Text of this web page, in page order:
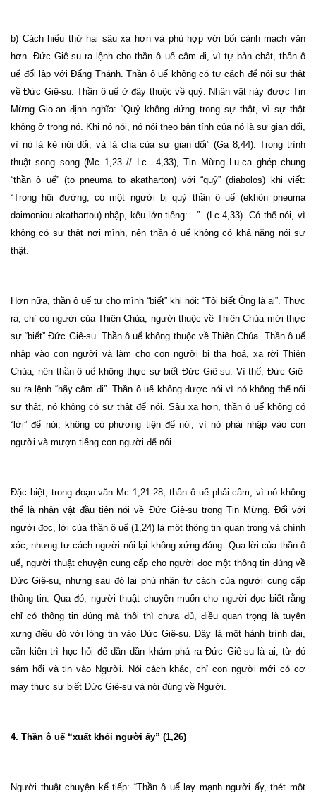
b) Cách hiểu thứ hai sâu xa hơn và phù hợp với bối cảnh mạch văn
hơn. Đức Giê-su ra lệnh cho thần ô uế câm đi, vì tự bản chất, thần ô
uế đối lập với Đấng Thánh. Thần ô uế không có tư cách để nói sự thật
về Đức Giê-su. Thần ô uế ở đây thuộc về quỷ. Nhân vật này được Tin
Mừng Gio-an định nghĩa: “Quỷ không đứng trong sự thật, vì sự thật
không ở trong nó. Khi nó nói, nó nói theo bản tính của nó là sự gian dối,
vì nó là kẻ nói dối, và là cha của sự gian dối” (Ga 8,44). Trong trình
thuật song song (Mc 1,23 // Lc 4,33), Tin Mừng Lu-ca ghép chung
“thần ô uế” (to pneuma to akatharton) với “quỷ” (diabolos) khi viết:
“Trong hội đường, có một người bị quỷ thần ô uế (ekhôn pneuma
daimoniou akathartou) nhập, kêu lớn tiếng:…” (Lc 4,33). Có thể nói, vì
không có sự thật nơi mình, nên thần ô uế không có khả năng nói sự
thật.
Hơn nữa, thần ô uế tự cho mình “biết” khi nói: “Tôi biết Ông là ai”. Thực
ra, chỉ có người của Thiên Chúa, người thuộc về Thiên Chúa mới thực
sự “biết” Đức Giê-su. Thần ô uế không thuộc về Thiên Chúa. Thần ô uế
nhập vào con người và làm cho con người bị tha hoá, xa rời Thiên
Chúa, nên thần ô uế không thực sự biết Đức Giê-su. Vì thế, Đức Giê-
su ra lệnh “hãy câm đi”. Thần ô uế không được nói vì nó không thể nói
sự thật, nó không có sự thật để nói. Sâu xa hơn, thần ô uế không có
“lời” để nói, không có phương tiện để nói, vì nó phải nhập vào con
người và mượn tiếng con người để nói.
Đặc biệt, trong đoạn văn Mc 1,21-28, thần ô uế phải câm, vì nó không
thể là nhân vật đầu tiên nói về Đức Giê-su trong Tin Mừng. Đối với
người đọc, lời của thần ô uế (1,24) là một thông tin quan trọng và chính
xác, nhưng tư cách người nói lại không xứng đáng. Qua lời của thần ô
uế, người thuật chuyện cung cấp cho người đọc một thông tin đúng về
Đức Giê-su, nhưng sau đó lại phủ nhận tư cách của người cung cấp
thông tin. Qua đó, người thuật chuyện muốn cho người đọc biết rằng
chỉ có thông tin đúng mà thôi thì chưa đủ, điều quan trọng là tuyên
xưng điều đó với lòng tin vào Đức Giê-su. Đây là một hành trình dài,
cần kiên trì học hỏi để dần dần khám phá ra Đức Giê-su là ai, từ đó
sám hối và tin vào Người. Nói cách khác, chỉ con người mới có cơ
may thực sự biết Đức Giê-su và nói đúng về Người.
4. Thần ô uế “xuất khỏi người ấy” (1,26)
Người thuật chuyện kể tiếp: “Thần ô uế lay mạnh người ấy, thét một